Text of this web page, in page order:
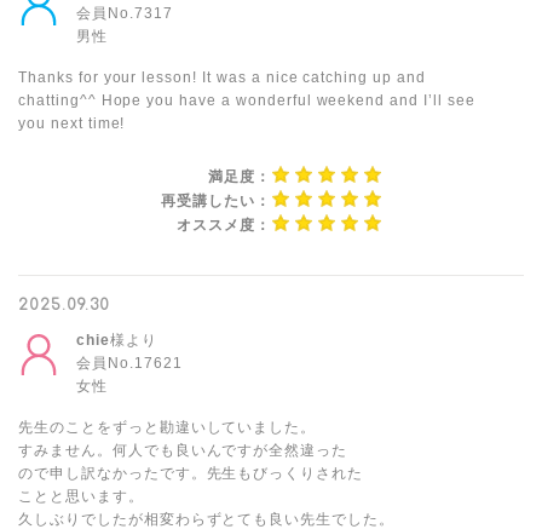
会員No.7317
男性
Thanks for your lesson! It was a nice catching up and
chatting^^ Hope you have a wonderful weekend and I’ll see
you next time!
満足度：
再受講したい：
オススメ度：
2025.09.30
chie様より
会員No.17621
女性
先生のことをずっと勘違いしていました。
すみません。何人でも良いんですが全然違った
ので申し訳なかったです。先生もびっくりされた
ことと思います。
久しぶりでしたが相変わらずとても良い先生でした。